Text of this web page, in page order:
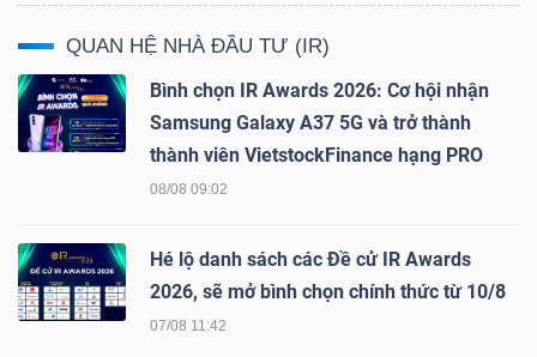
QUAN HỆ NHÀ ĐẦU TƯ (IR)
Bình chọn IR Awards 2026: Cơ hội nhận
Samsung Galaxy A37 5G và trở thành
thành viên VietstockFinance hạng PRO
08/08 09:02
Hé lộ danh sách các Đề cử IR Awards
2026, sẽ mở bình chọn chính thức từ 10/8
07/08 11:42
CÔNG
NGHIỆP
DÙNG
KHÔNG